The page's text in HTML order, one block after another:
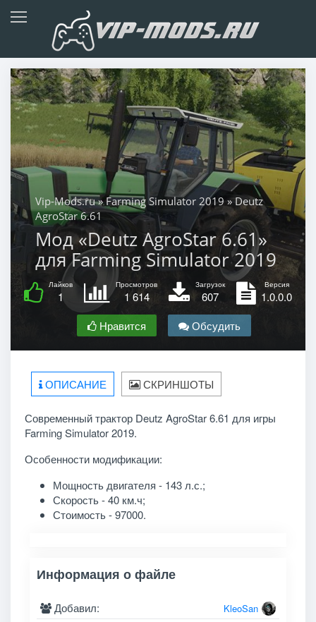
Vip-Mods.ru»Farming Simulator 2019 » Deutz
AgroStar 6.61
Мод «Deutz AgroStar 6.61»
для Farming Simulator 2019
Лайков
1
Просмотров
1 614
Загрузок
607
Версия
1.0.0.0
Нравится
Обсудить
ОПИСАНИЕ СКРИНШОТЫ
Современный трактор Deutz AgroStar 6.61 для игры
Farming Simulator 2019.
Особенности модификации:
Мощность двигателя - 143 л.с.;
Скорость - 40 км.ч;
Стоимость - 97000.
Информация о файле
Добавил: KleoSan